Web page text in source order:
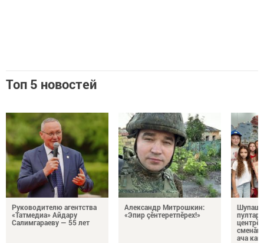
Топ 5 новостей
Руководителю агентства
«Татмедиа» Айдару
Салимгараеву — 55 лет
Александр Митрошкин:
«Эпир çӗнтеретпӗрех!»
ача